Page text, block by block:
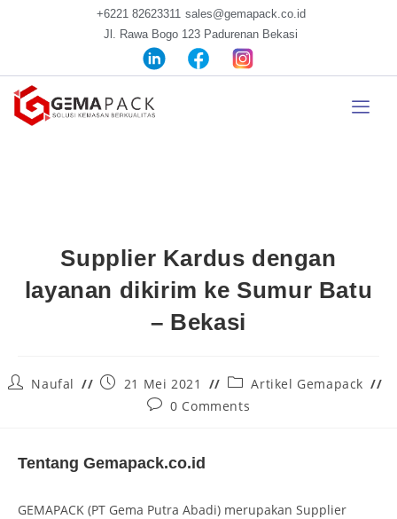
+6221 82623311 sales@gemapack.co.id
Jl. Rawa Bogo 123 Padurenan Bekasi
Supplier Kardus dengan
layanan dikirim ke Sumur Batu
– Bekasi
Naufal 21 Mei 2021
Artikel Gemapack
0 Comments
Tentang Gemapack.co.id
GEMAPACK (PT Gema Putra Abadi) merupakan Supplier